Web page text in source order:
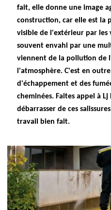
fait, elle donne une image
construction, car elle est la
visible de l'extérieur par les
souvent envahi par une
viennent de la pollution de
l'atmosphère. C'est en
d'échappement et des
cheminées. Faites appel à
débarrasser de ces
travail bien fait.